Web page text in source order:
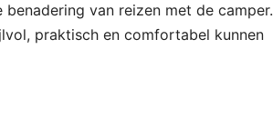
van reizen met de camper.
praktisch en comfortabel kunnen